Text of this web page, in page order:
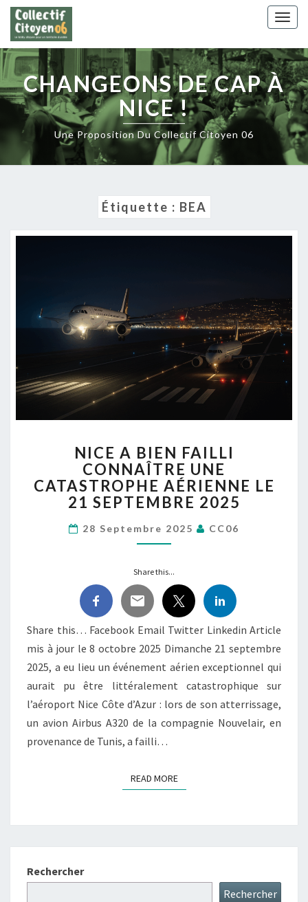
Skip
content
CHANGEONS DE CAP À
NICE !
Une Proposition Du Collectif Citoyen 06
Étiquette : BEA
A
BIEN
FAILLI
CONNAÎTRE
CATASTROPHE
AÉRIENNE
21
SEPTEMBRE
2025
NICE A BIEN FAILLI
CONNAÎTRE UNE
CATASTROPHE AÉRIENNE LE
21 SEPTEMBRE 2025
28 Septembre 2025 CC06
Share this...
Share this… Facebook Email Twitter Linkedin Article
mis à jour le 8 octobre 2025 Dimanche 21 septembre
2025, a eu lieu un événement aérien exceptionnel qui
aurait pu être littéralement catastrophique sur
l’aéroport Nice Côte d’Azur : lors de son atterrissage,
un avion Airbus A320 de la compagnie Nouvelair, en
provenance de Tunis, a failli…
READ MOREREAD MORE
Rechercher
Rechercher